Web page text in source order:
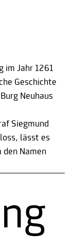
im Jahr 1261
Geschichte
Neuhaus
Siegmund
lässt es
Namen